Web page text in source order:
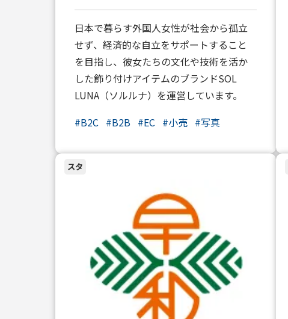
日本で暮らす外国人女性が社会から孤立
せず、経済的な自立をサポートすること
を目指し、彼女たちの文化や技術を活か
した飾り付けアイテムのブランドSOL
LUNA（ソルルナ）を運営しています。
#B2C #B2B #EC #小売 #写真
スタ